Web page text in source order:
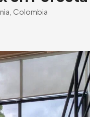
Colombia